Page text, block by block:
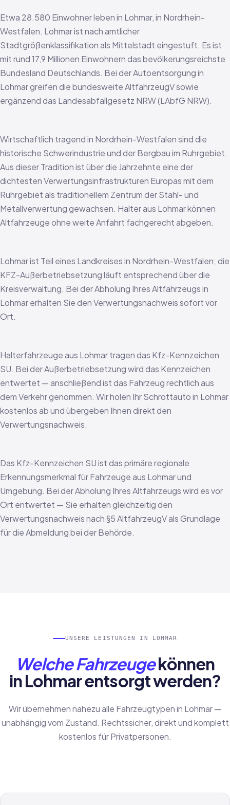
Etwa 28.580 Einwohner leben in Lohmar, in Nordrhein-
Westfalen. Lohmar ist nach amtlicher
Stadtgrößenklassifikation als Mittelstadt eingestuft. Es ist
mit rund 17,9 Millionen Einwohnern das bevölkerungsreichste
Bundesland Deutschlands. Bei der Autoentsorgung in
Lohmar greifen die bundesweite AltfahrzeugV sowie
ergänzend das Landesabfallgesetz NRW (LAbfG NRW).
Wirtschaftlich tragend in Nordrhein-Westfalen sind die
historische Schwerindustrie und der Bergbau im Ruhrgebiet.
Aus dieser Tradition ist über die Jahrzehnte eine der
dichtesten Verwertungsinfrastrukturen Europas mit dem
Ruhrgebiet als traditionellem Zentrum der Stahl- und
Metallverwertung gewachsen. Halter aus Lohmar können
Altfahrzeuge ohne weite Anfahrt fachgerecht abgeben.
Lohmar ist Teil eines Landkreises in Nordrhein-Westfalen; die
KFZ-Außerbetriebsetzung läuft entsprechend über die
Kreisverwaltung. Bei der Abholung Ihres Altfahrzeugs in
Lohmar erhalten Sie den Verwertungsnachweis sofort vor
Ort.
Halterfahrzeuge aus Lohmar tragen das Kfz-Kennzeichen
SU. Bei der Außerbetriebsetzung wird das Kennzeichen
entwertet — anschließend ist das Fahrzeug rechtlich aus
dem Verkehr genommen. Wir holen Ihr Schrottauto in Lohmar
kostenlos ab und übergeben Ihnen direkt den
Verwertungsnachweis.
Das Kfz-Kennzeichen SU ist das primäre regionale
Erkennungsmerkmal für Fahrzeuge aus Lohmar und
Umgebung. Bei der Abholung Ihres Altfahrzeugs wird es vor
Ort entwertet — Sie erhalten gleichzeitig den
Verwertungsnachweis nach §5 AltfahrzeugV als Grundlage
für die Abmeldung bei der Behörde.
UNSERE LEISTUNGEN IN LOHMAR
Welche Fahrzeugekönnen
in Lohmar entsorgt werden?
Wir übernehmen nahezu alle Fahrzeugtypen in Lohmar —
unabhängig vom Zustand. Rechtssicher, direkt und komplett
kostenlos für Privatpersonen.